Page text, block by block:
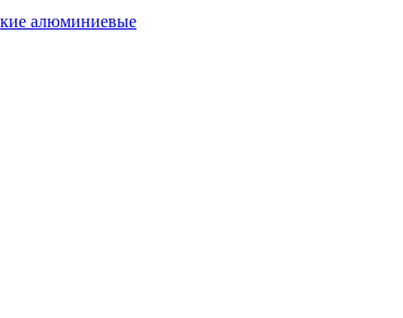
алюминиевые